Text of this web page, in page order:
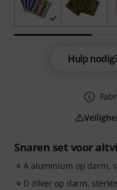
Snaren set voor
A aluminium op darm,
D zilver op darm,
Hulp